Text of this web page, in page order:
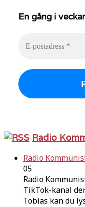
En gång i
Radio
Radio
05
Radio
TikTok-kanal
Tobias kan du